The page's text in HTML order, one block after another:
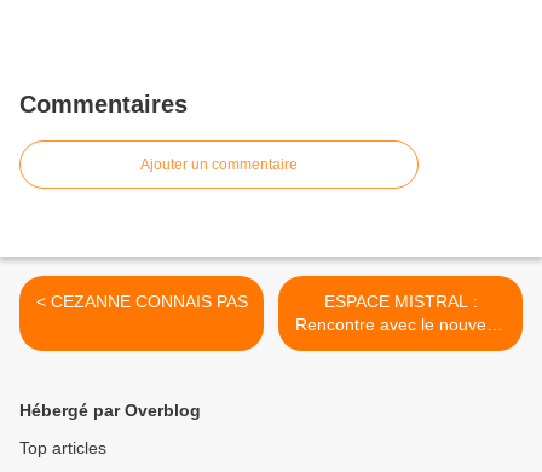
Commentaires
Ajouter un commentaire
< CEZANNE CONNAIS PAS
ESPACE MISTRAL :
Rencontre avec le nouveau
directeur du port autonome
Hébergé par Overblog
Top articles